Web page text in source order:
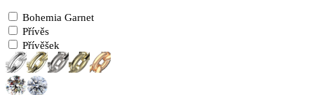
Bohemia Garnet
Přívěs
Přívěšek